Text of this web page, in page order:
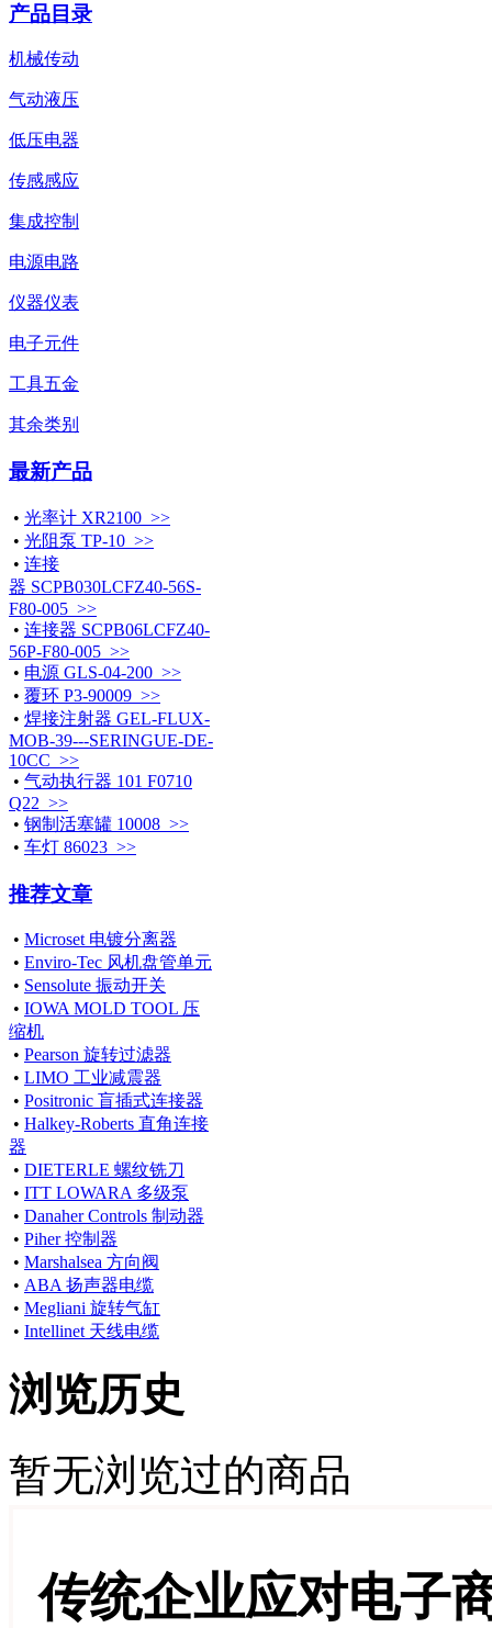
产品目录
机械传动
气动液压
低压电器
传感感应
集成控制
电源电路
仪器仪表
电子元件
工具五金
其余类别
最新产品
• 光率计 XR2100 >>
• 光阻泵 TP-10 >>
• 连接
器 SCPB030LCFZ40-56S-
F80-005 >>
• 连接器 SCPB06LCFZ40-
56P-F80-005 >>
• 电源 GLS-04-200 >>
• 覆环 P3-90009 >>
• 焊接注射器 GEL-FLUX-
MOB-39---SERINGUE-DE-
10CC >>
• 气动执行器 101 F0710
Q22 >>
• 钢制活塞罐 10008 >>
• 车灯 86023 >>
推荐文章
• Microset 电镀分离器
• Enviro-Tec 风机盘管单元
• Sensolute 振动开关
• IOWA MOLD TOOL 压
缩机
• Pearson 旋转过滤器
• LIMO 工业减震器
• Positronic 盲插式连接器
• Halkey-Roberts 直角连接
器
• DIETERLE 螺纹铣刀
• ITT LOWARA 多级泵
• Danaher Controls 制动器
• Piher 控制器
• Marshalsea 方向阀
• ABA 扬声器电缆
• Megliani 旋转气缸
• Intellinet 天线电缆
浏览历史
暂无浏览过的商品
传统企业应对电子